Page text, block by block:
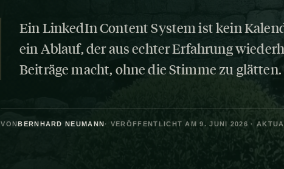
Ein LinkedIn Content System ist kein
ein Ablauf, der aus echter Erfahrung
Beiträge macht, ohne die Stimme zu glätten.
VONBERNHARD NEUMANN· VERÖFFENTLICHT AM 9. JUNI 2026 ·